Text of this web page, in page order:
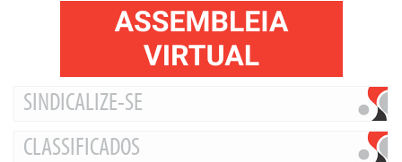
SINDICALIZE-SE
CLASSIFICADOS